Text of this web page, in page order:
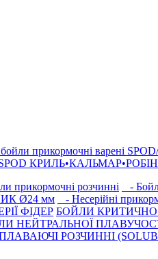
бойли прикормочні варенi
SPOD
прикормочні розчинні -
Ø24 мм
- Несерiйнi
ФIДЕР БОЙЛИ
НЕЙТРАЛЬНОЇ
РОЗЧИННI